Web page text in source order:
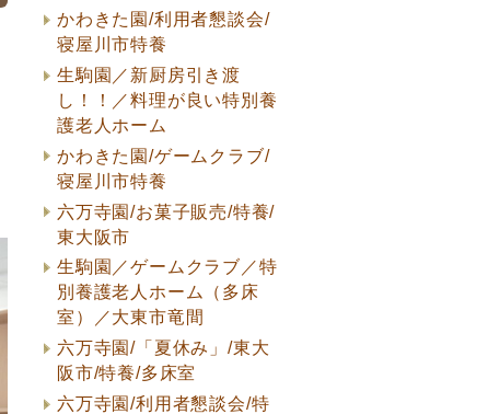
かわきた園/利用者懇談会/
寝屋川市特養
生駒園／新厨房引き渡
し！！／料理が良い特別養
護老人ホーム
かわきた園/ゲームクラブ/
寝屋川市特養
六万寺園/お菓子販売/特養/
東大阪市
生駒園／ゲームクラブ／特
別養護老人ホーム（多床
室）／大東市竜間
六万寺園/「夏休み」/東大
阪市/特養/多床室
六万寺園/利用者懇談会/特